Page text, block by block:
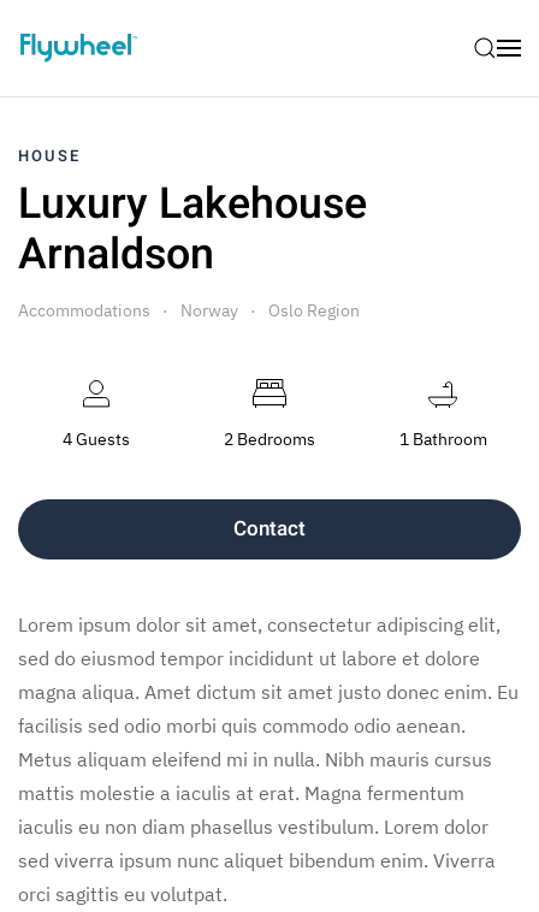
HOUSE
Luxury Lakehouse
Arnaldson
Accommodations Norway Oslo Region
4 Guests 2 Bedrooms 1 Bathroom
Contact
Lorem ipsum dolor sit amet, consectetur adipiscing elit,
sed do eiusmod tempor incididunt ut labore et dolore
magna aliqua. Amet dictum sit amet justo donec enim. Eu
facilisis sed odio morbi quis commodo odio aenean.
Metus aliquam eleifend mi in nulla. Nibh mauris cursus
mattis molestie a iaculis at erat. Magna fermentum
iaculis eu non diam phasellus vestibulum. Lorem dolor
sed viverra ipsum nunc aliquet bibendum enim. Viverra
orci sagittis eu volutpat.